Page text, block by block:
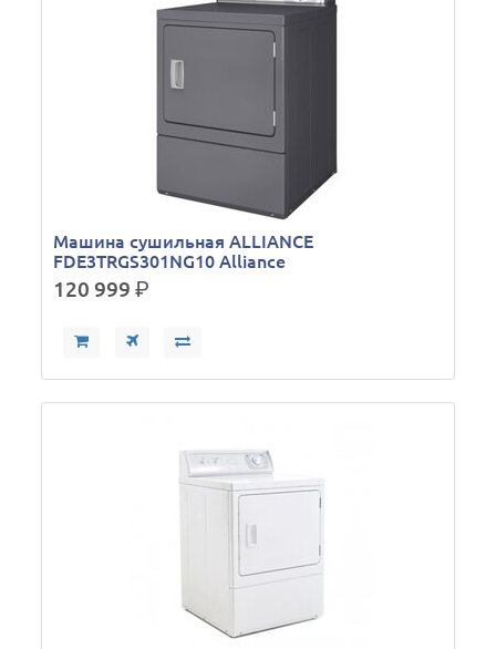
Машина сушильная ALLIANCE
FDE3TRGS301NG10 Alliance
120 999р.